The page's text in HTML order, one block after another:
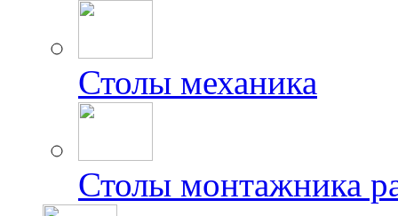
Столы механика
Столы монтажника